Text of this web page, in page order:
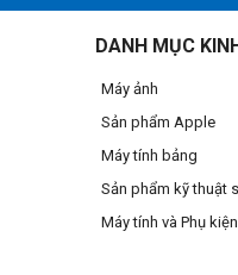
DANH MỤC
Máy ảnh
Sản phẩm Apple
Máy tính bảng
Sản phẩm kỹ thuật
Máy tính và Phụ kiện